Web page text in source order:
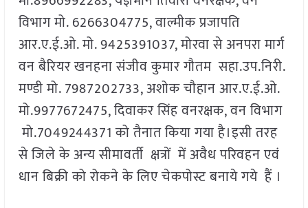
विभाग मो. 6266304775, वाल्मीक प्रजापति
आर.ए.ई.ओ. मो. 9425391037, मोरवा से अनपरा मार्ग
वन बैरियर खनहना संजीव कुमार गौतम सहा.उप.निरी.
मण्डी मो. 7987202733, अशोक चौहान आर.ए.ई.ओ.
मो.9977672475, दिवाकर सिंह वनरक्षक, वन विभाग
मो.7049244371 को तैनात किया गया है।इसी तरह
से जिले के अन्य सीमावर्ती क्षत्रों में अवैध परिवहन एवं
धान बिक्री को रोकने के लिए चेकपोस्ट बनाये गये हैं ।